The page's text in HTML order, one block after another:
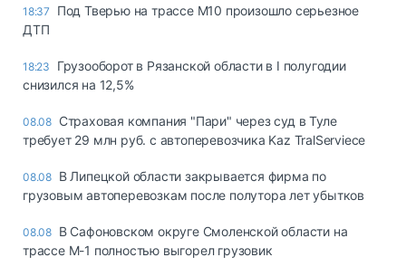
18:37
Под Тверью на трассе М10 произошло серьезное
ДТП
18:23
Грузооборот в Рязанской области в I полугодии
снизился на 12,5%
08.08 Страховая компания "Пари" через суд в Туле
требует 29 млн руб. с автоперевозчика Kaz TralServiece
08.08 В Липецкой области закрывается фирма по
грузовым автоперевозкам после полутора лет убытков
08.08 В Сафоновском округе Смоленской области на
трассе М-1 полностью выгорел грузовик